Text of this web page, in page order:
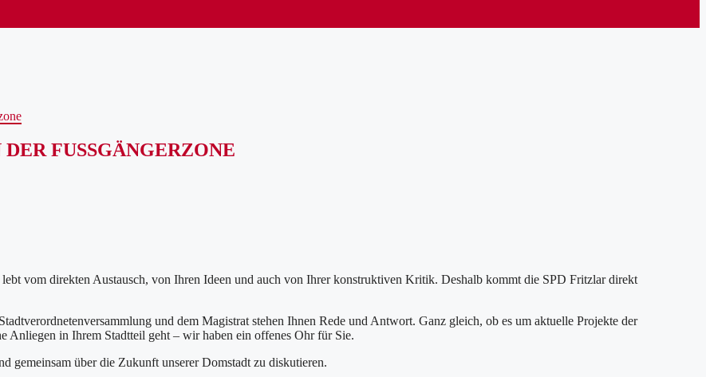
FUSSGÄNGERZONE
vom direkten Austausch, von Ihren Ideen und auch von Ihrer konstruktiven Kritik. Deshalb kommt die SPD Fritzlar direkt
und dem Magistrat stehen Ihnen Rede und Antwort. Ganz gleich, ob es um aktuelle Projekte der
Anliegen in Ihrem Stadtteil geht – wir haben ein offenes Ohr für Sie.
gemeinsam über die Zukunft unserer Domstadt zu diskutieren.